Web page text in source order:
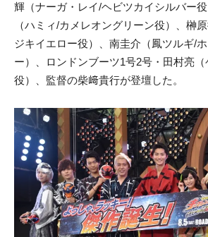
輝（ナーガ・レイ/ヘビツカイシルバー
（ハミィ/カメレオングリーン役）、榊
ジキイエロー役）、南圭介（鳳ツルギ/
ー）、ロンドンブーツ1号2号・田村亮
役）、監督の柴﨑貴行が登壇した。